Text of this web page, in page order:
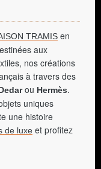
TRAMIS en
aux
nos créations
à travers des
ou Hermès.
uniques
une histoire
de luxe et profitez